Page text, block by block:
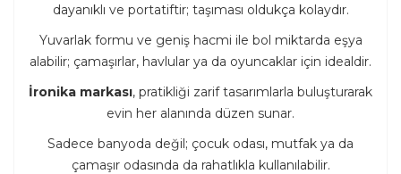
dayanıklı ve portatiftir; taşıması oldukça kolaydır.
Yuvarlak formu ve geniş hacmi ile bol miktarda eşya
alabilir; çamaşırlar, havlular ya da oyuncaklar için idealdir.
İronika markası, pratikliği zarif tasarımlarla buluşturarak
evin her alanında düzen sunar.
Sadece banyoda değil; çocuk odası, mutfak ya da
çamaşır odasında da rahatlıkla kullanılabilir.